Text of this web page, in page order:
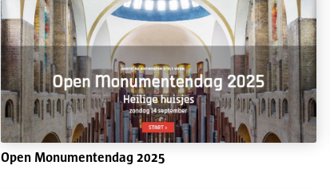
Open Monumentendag 2025